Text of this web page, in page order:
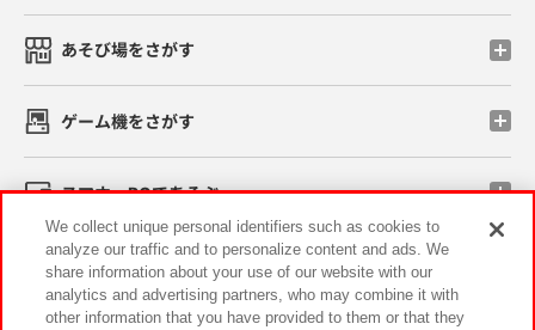
あそび場をさがす
ゲーム機をさがす
スマホ・PCであそぶ
イベント・キャンペーン
We collect unique personal identifiers such as cookies to
analyze our traffic and to personalize content and ads. We
share information about your use of our website with our
analytics and advertising partners, who may combine it with
other information that you have provided to them or that they